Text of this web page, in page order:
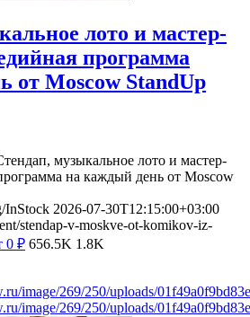
лото и мастер-
программа
от Moscow StandUp
музыкальное лото и мастер-
на каждый день от Moscow
InStock 2026-07-30T12:15:00+03:00
stendap-v-moskve-ot-komikov-iz-
0 ₽ 656.5K 1.8K
image/269/250/uploads/
image/269/250/uploads/